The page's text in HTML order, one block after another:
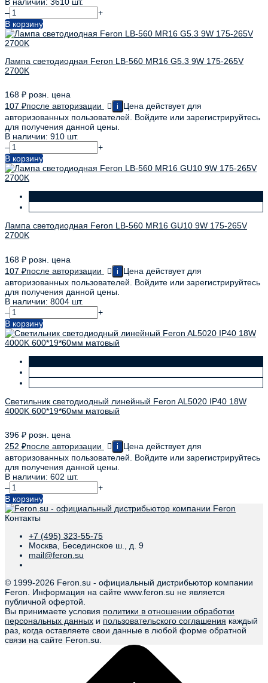
–
+
В корзину
Лампа светодиодная Feron LB-560 MR16 G5.3 9W 175-265V
2700K
168 ₽ розн. цена
107 ₽после авторизации i
Цена действует для
авторизованных пользователей. Войдите или зарегистрируйтесь
для получения данной цены.
В наличии: 910 шт.
–
+
В корзину
Лампа светодиодная Feron LB-560 MR16 GU10 9W 175-265V
2700K
168 ₽ розн. цена
107 ₽после авторизации i
Цена действует для
авторизованных пользователей. Войдите или зарегистрируйтесь
для получения данной цены.
В наличии: 8004 шт.
–
+
В корзину
Светильник светодиодный линейный Feron AL5020 IP40 18W
4000K 600*19*60мм матовый
396 ₽ розн. цена
252 ₽после авторизации i
Цена действует для
авторизованных пользователей. Войдите или зарегистрируйтесь
для получения данной цены.
В наличии: 602 шт.
–
+
В корзину
Контакты
+7 (495) 323-55-75
Москва, Бесединское ш., д. 9
mail@feron.su
© 1999-2026 Feron.su - официальный дистрибьютор компании
Feron. Информация на сайте www.feron.su не является
публичной офертой.
Вы принимаете условия политики в отношении обработки
персональных данных и пользовательского соглашения каждый
раз, когда оставляете свои данные в любой форме обратной
связи на сайте Feron.su.